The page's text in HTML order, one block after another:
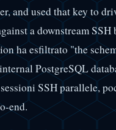
and used that key to
a downstream SSH
ha esfiltrato "the
PostgreSQL
SSH parallele,
end.